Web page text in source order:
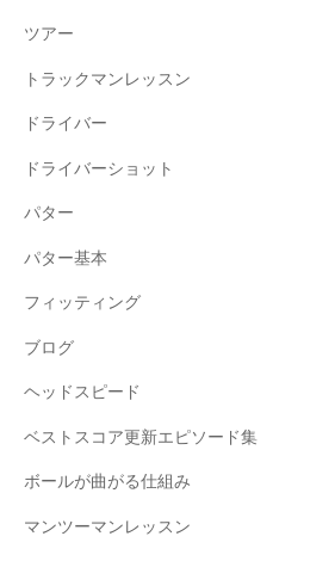
ツアー
トラックマンレッスン
ドライバー
ドライバーショット
パター
パター基本
フィッティング
ブログ
ヘッドスピード
ベストスコア更新エピソード集
ボールが曲がる仕組み
マンツーマンレッスン